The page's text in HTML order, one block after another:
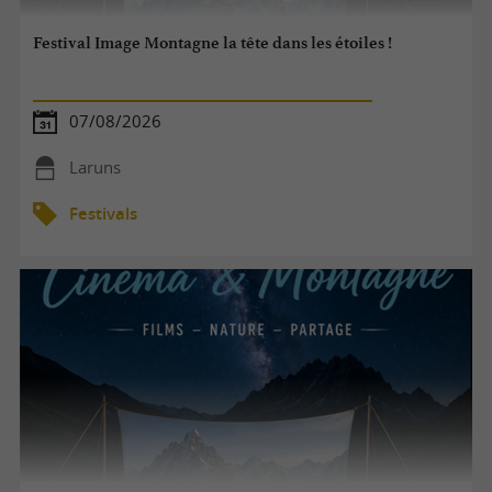
Festival Image Montagne la tête dans les étoiles !
07/08/2026
Laruns
Festivals